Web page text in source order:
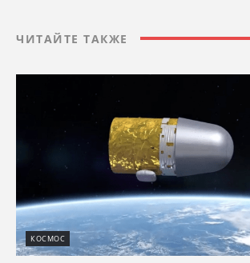
ЧИТАЙТЕ ТАКЖЕ
КОСМОС